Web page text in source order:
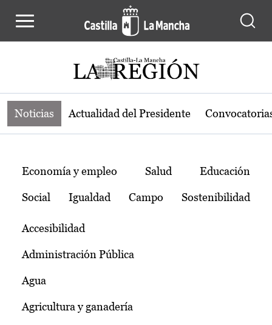
Noticias de la región de Castilla-La
Noticias Actualidad del Presidente
Temas
Economía y empleo Salud Educación
Social Igualdad Campo Sostenibilidad
Accesibilidad
Administración Pública
Agua
Agricultura y ganadería